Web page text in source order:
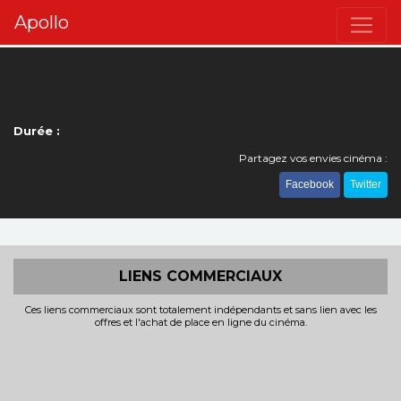
Apollo
Durée :
Partagez vos envies cinéma :
Facebook Twitter
LIENS COMMERCIAUX
Ces liens commerciaux sont totalement indépendants et sans lien avec les
offres et l'achat de place en ligne du cinéma.